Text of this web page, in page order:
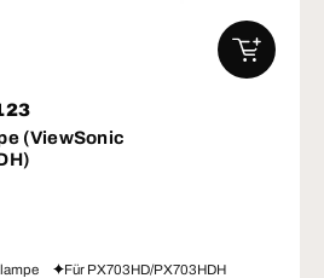
(ViewSonic
Für PX703HD/PX703HDH
IN DEN